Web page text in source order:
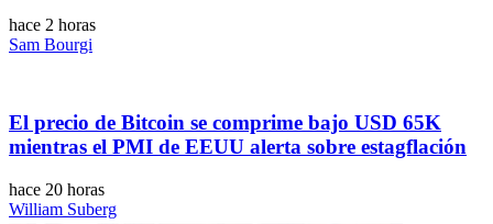
hace 2 horas
Sam Bourgi
El precio de Bitcoin se comprime bajo USD 65K
mientras el PMI de EEUU alerta sobre estagflación
hace 20 horas
William Suberg